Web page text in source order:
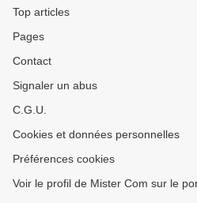
Top articles
Pages
Contact
Signaler un abus
C.G.U.
Cookies et données personnelles
Préférences cookies
Voir le profil de Mister Com sur le